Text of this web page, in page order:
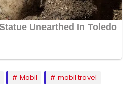
Mobil
mobil travel